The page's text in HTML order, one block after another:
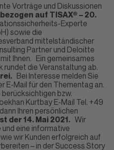
Vorträge und Diskussionen
auf TISAX® – 20.
Experte
sowie die
mittelständischer
Partner und Deloitte
Ihnen. Ein gemeinsames
die Veranstaltung ab.
Bei Interesse melden Sie
E-Mail für den Thementag an.
berücksichtigen bzw.
Kurtbay E-Mail Tel. +49
Ihren persönlichen
der 14. Mai 2021. Wir
und eine informative
wir Kunden erfolgreich auf
– in der Success Story